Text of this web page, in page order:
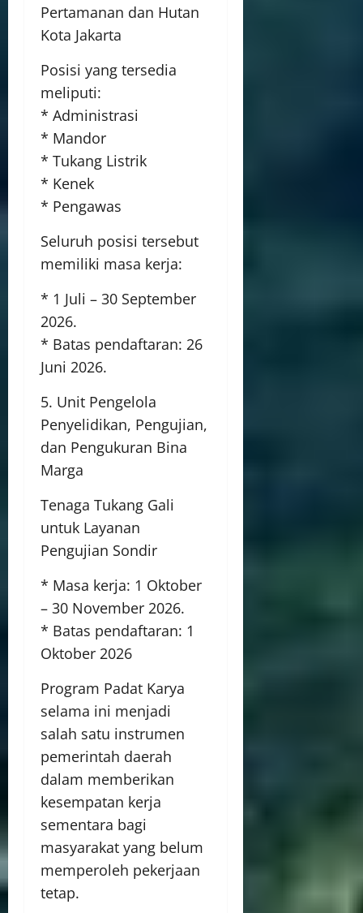
Pertamanan dan Hutan
Kota Jakarta
Posisi yang tersedia
meliputi:
* Administrasi
* Mandor
* Tukang Listrik
* Kenek
* Pengawas
Seluruh posisi tersebut
memiliki masa kerja:
* 1 Juli – 30 September
2026.
* Batas pendaftaran: 26
Juni 2026.
5. Unit Pengelola
Penyelidikan, Pengujian,
dan Pengukuran Bina
Marga
Tenaga Tukang Gali
untuk Layanan
Pengujian Sondir
* Masa kerja: 1 Oktober
– 30 November 2026.
* Batas pendaftaran: 1
Oktober 2026
Program Padat Karya
selama ini menjadi
salah satu instrumen
pemerintah daerah
dalam memberikan
kesempatan kerja
sementara bagi
masyarakat yang belum
memperoleh pekerjaan
tetap.